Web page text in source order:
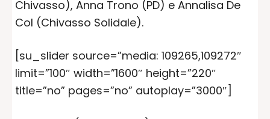
Chivasso), Anna Trono (PD) e Annalisa De
Col (Chivasso Solidale).
[su_slider source=”media: 109265,109272″
limit=”100″ width=”1600″ height=”220″
title=”no” pages=”no” autoplay=”3000″]